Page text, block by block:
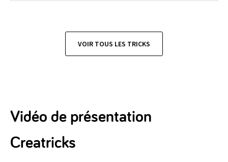
VOIR TOUS LES TRICKS
Vidéo de présentation
Creatricks